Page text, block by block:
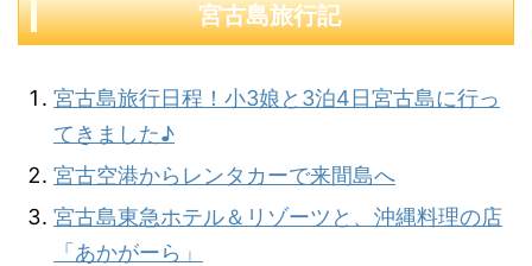
宮古島旅行記
宮古島旅行日程！小3娘と3泊4日宮古島に行っ
てきました♪
宮古空港からレンタカーで来間島へ
宮古島東急ホテル＆リゾーツと、沖縄料理の店
「あかがーら」